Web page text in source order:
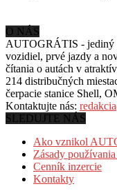
O NÁS
AUTOGRÁTIS - jediný
vozidiel, prvé jazdy a
čítania o autách v
214 distribučných
čerpacie stanice Shell,
Kontaktujte nás:
SLEDUJTE NÁS
Ako vznikol
Zásady
Cenník inzercie
Kontakty